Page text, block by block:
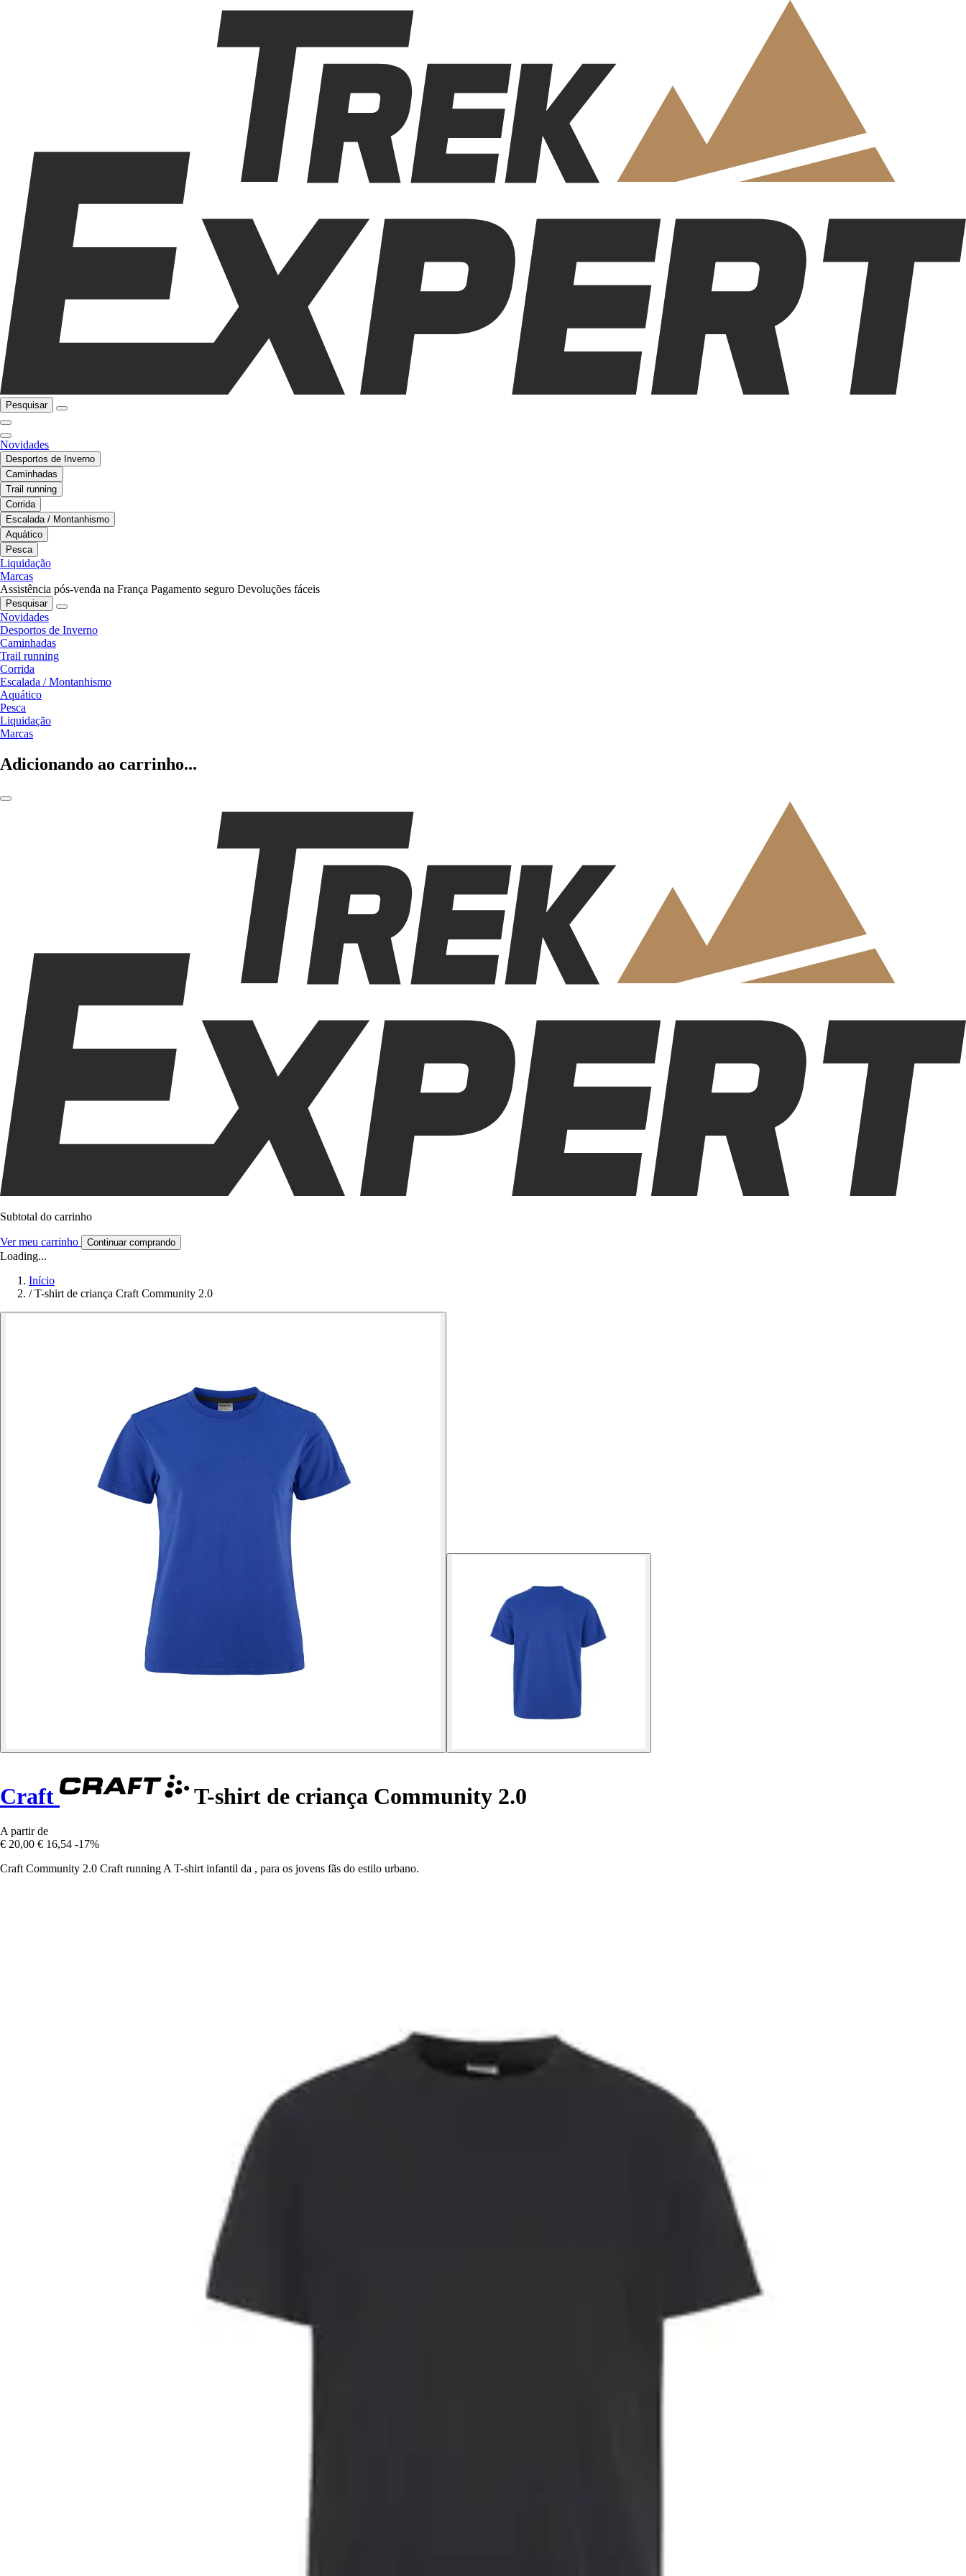
Pesquisar
Novidades
Desportos de Inverno
Caminhadas
Trail running
Corrida
Escalada / Montanhismo
Aquático
Pesca
Liquidação
Marcas
Assistência pós-venda na França Pagamento seguro Devoluções fáceis
Pesquisar
Novidades
Desportos de Inverno
Caminhadas
Trail running
Corrida
Escalada / Montanhismo
Aquático
Pesca
Liquidação
Marcas
Adicionando ao carrinho...
Subtotal do carrinho
Ver meu carrinho Continuar comprando
Loading...
Início
/ T-shirt de criança Craft Community 2.0
Craft T-shirt de criança Community 2.0
A partir de
€ 20,00 € 16,54 -17%
Craft Community 2.0 Craft running A T-shirt infantil da , para os jovens fãs do estilo urbano.